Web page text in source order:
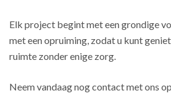
Elk project begint met een grondige
met een opruiming, zodat u kunt
ruimte zonder enige zorg.
Neem vandaag nog contact met ons